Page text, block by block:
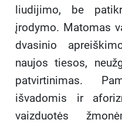
liudijimo, be
įrodymo. Matomas
dvasinio
naujos tiesos,
patvirtinimas.
išvadomis ir
vaizduotės